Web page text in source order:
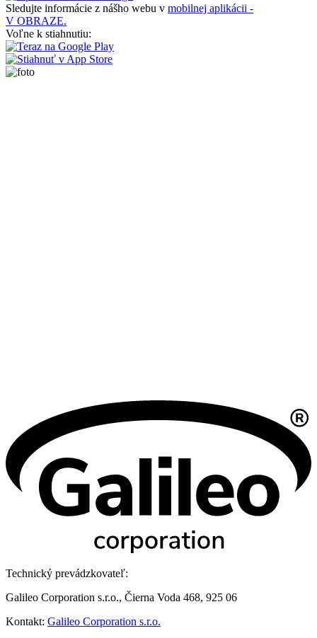
Sledujte informácie z nášho webu v mobilnej aplikácii -
V OBRAZE.
Voľne k stiahnutiu:
Technický prevádzkovateľ:
Galileo Corporation s.r.o., Čierna Voda 468, 925 06
Kontakt: Galileo Corporation s.r.o.